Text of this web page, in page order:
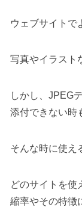
ウェブサイトで
写真やイラスト
しかし、JPEG
添付できない時
そんな時に使え
どのサイトを使
縮率やその特徴